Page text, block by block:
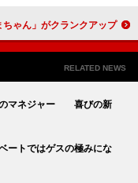
あまちゃん２」を熱望 「あまちゃん」がクランクアップ
RELATED NEWS
のマネジャー 喜びの新
ートではゲスの極みにな